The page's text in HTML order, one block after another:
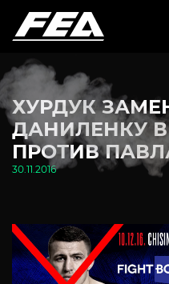
ХУРДУК
ДАНИЛЕНКУ
ПРОТИВ
30.11.2016